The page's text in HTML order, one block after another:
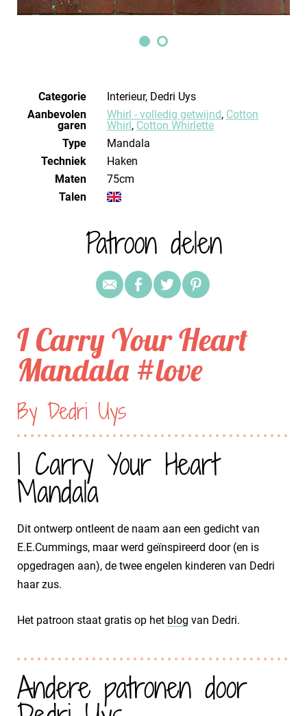
Categorie
Interieur, Dedri Uys
Aanbevolen
garen
Whirl - volledig getwijnd, Cotton
Whirl, Cotton Whirlette
Type
Mandala
Techniek
haken
Maten
75cm
Talen
Patroon delen
I Carry Your Heart
Mandala #love
By Dedri Uys
I Carry Your Heart
Mandala
Dit ontwerp ontleent de naam aan een gedicht van
E.E.Cummings, maar werd geïnspireerd door (en is
opgedragen aan), de twee engelen kinderen van Dedri
haar zus.
Het patroon staat gratis op het blog van Dedri.
Andere patronen door